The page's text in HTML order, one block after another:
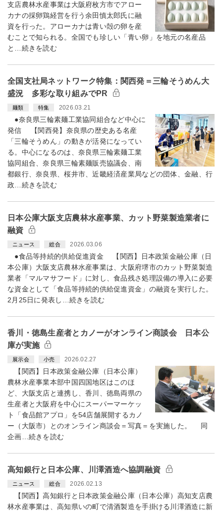
支店農林水産事業は大阪府枚方市でアロー
カナの採卵鶏経営を行う余田慎太郎氏に融
資を行った。アローカナは青い殻の卵を産
むことで知られる。全国でも珍しい「青い卵」を地元の名産品
と…続きを読む
全国支社局ネットワーク特集：関西発＝三輪そうめん大
盛況 多彩な取り組みでPR
麺類 特集 2026.03.21
●奈良県三輪素麺工業協同組合など中心に
発信 【関西発】奈良県の歴史ある名産
「三輪そうめん」の動きが活発になってい
る。中心になるのは、奈良県三輪素麺工業
協同組合、奈良県三輪素麺販売協議会、南
都銀行、奈良県、桜井市、近畿経済産業局などの団体、金融、行
政…続きを読む
日本公庫大阪支店農林水産事業、カット野菜製造業者に
融資
ニュース 総合 2026.03.06
●食品等持続的供給促進資金 【関西】日本政策金融公庫（日
本公庫）大阪支店農林水産事業は、大阪府堺市のカット野菜製造
業者「マルマサフード」に対し、食品残さ処理設備の導入に必要
な資金として「食品等持続的供給促進資金」の融資を実行した。
2月25日に発表し…続きを読む
香川・徳島生産者とカノーがオンライン商談会 日本公
庫が実施
展示会 小売 2026.02.27
【関西】日本政策金融公庫（日本公庫）
農林水産事業本部中国四国地区はこのほ
ど、大阪支店と連携し、香川、徳島両県の
生産者と大阪府を中心にスーパーマーケッ
ト「食品館アプロ」を54店舗展開するカノ
ー（大阪市）とのオンライン商談会＝写真＝を実施した。 同
企画…続きを読む
高知銀行と日本公庫、川澤酒造へ協調融資
ニュース 総合 2026.02.13
【関西】高知銀行と日本政策金融公庫（日本公庫）高知支店農
林水産事業は、高知県いの町で清酒製造を手掛ける川澤酒造に新